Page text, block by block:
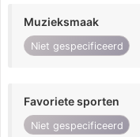
Muzieksmaak
Niet gespecificeerd
Favoriete sporten
Niet gespecificeerd